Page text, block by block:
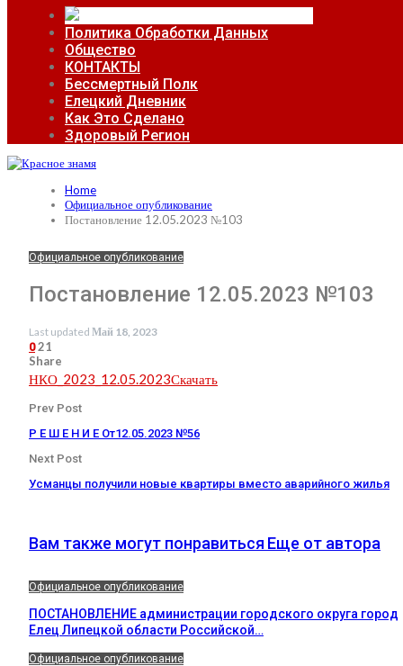
Политика Обработки Данных
Общество
КОНТАКТЫ
Бессмертный Полк
Елецкий Дневник
Как Это Сделано
Здоровый Регион
Home
Официальное опубликование
Постановление 12.05.2023 №103
Официальное опубликование
Постановление 12.05.2023 №103
Last updated Май 18, 2023
0 21
Share
НКО_2023_12.05.2023Скачать
Prev Post
Р Е Ш Е Н И Е От12.05.2023 №56
Next Post
Усманцы получили новые квартиры вместо аварийного жилья
Вам также могут понравиться Еще от автора
Официальное опубликование
ПОСТАНОВЛЕНИЕ администрации городского округа город
Елец Липецкой области Российской…
Официальное опубликование